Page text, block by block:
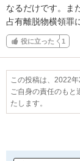
なるだけです。ま
占有離脱物横領罪
役に立った 1
この投稿は、2022
ご自身の責任のも
たします。